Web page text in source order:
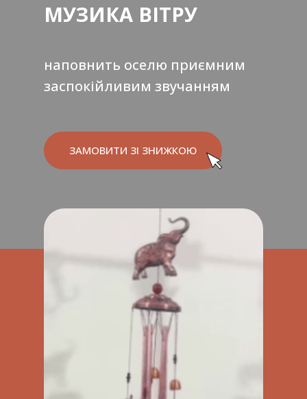
МУЗИКА ВІТРУ
наповнить оселю приємним
заспокійливим звучанням
ЗАМОВИТИ ЗІ ЗНИЖКОЮ